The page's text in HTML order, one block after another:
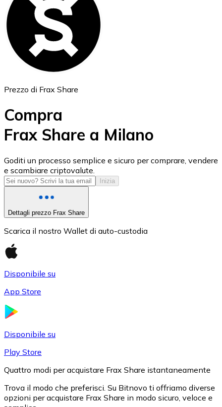
Ethereum
USD Coin
USDC
Prezzo di Frax Share
Compra
Frax Share a Milano
Goditi un processo semplice e sicuro per comprare, vendere
e scambiare criptovalute.
Inizia
Dettagli prezzo Frax Share
Scarica il nostro Wallet di auto-custodia
Disponibile su
App Store
Disponibile su
Play Store
Quattro modi per acquistare Frax Share istantaneamente
Trova il modo che preferisci. Su Bitnovo ti offriamo diverse
opzioni per acquistare Frax Share in modo sicuro, veloce e